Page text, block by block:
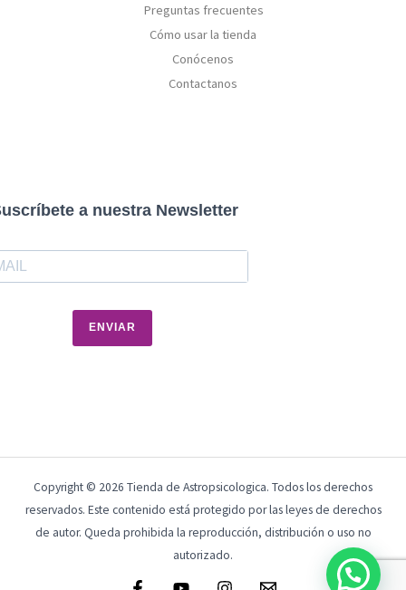
Preguntas frecuentes
Cómo usar la tienda
Conócenos
Contactanos
a nuestra Newsletter
ENVIAR
Copyright © 2026 Tienda de Astropsicologica. Todos los derechos
reservados. Este contenido está protegido por las leyes de derechos
de autor. Queda prohibida la reproducción, distribución o uso no
autorizado.